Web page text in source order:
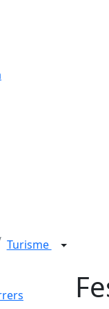
Turisme